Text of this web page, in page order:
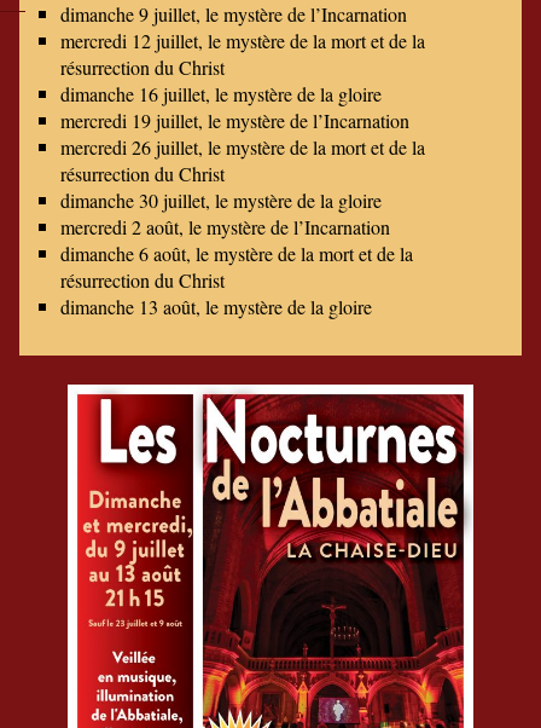
dimanche 9 juillet, le mystère de l’Incarnation
mercredi 12 juillet, le mystère de la mort et de la
résurrection du Christ
dimanche 16 juillet, le mystère de la gloire
mercredi 19 juillet, le mystère de l’Incarnation
mercredi 26 juillet, le mystère de la mort et de la
résurrection du Christ
dimanche 30 juillet, le mystère de la gloire
mercredi 2 août, le mystère de l’Incarnation
dimanche 6 août, le mystère de la mort et de la
résurrection du Christ
dimanche 13 août, le mystère de la gloire